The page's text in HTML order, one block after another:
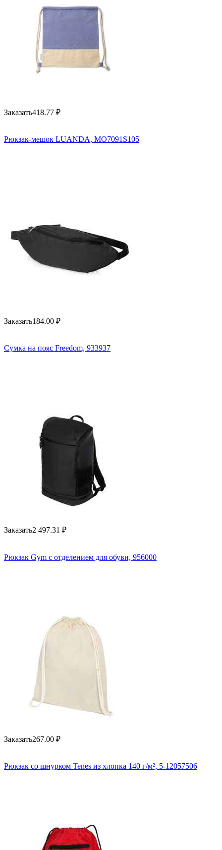
Заказать418.77 ₽
Рюкзак-мешок LUANDA, MO7091S105
Заказать184.00 ₽
Сумка на пояс Freedom, 933937
Заказать2 497.31 ₽
Рюкзак Gym с отделением для обуви, 956000
Заказать267.00 ₽
Рюкзак со шнурком Tenes из хлопка 140 г/м², 5-12057506